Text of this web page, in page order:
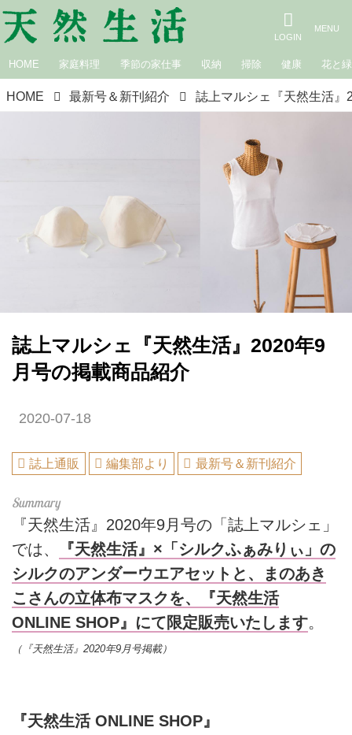
HOME 家庭料理 季節の家仕事 収納 掃除 健康 花と緑
HOME 最新号＆新刊紹介
誌上マルシェ『天然生活』2020年9
月号の掲載商品紹介
2020-07-18
誌上通販 編集部より 最新号＆新刊紹介
『天然生活』2020年9月号の「誌上マルシェ」
では、
『天然生活』×「シルクふぁみりぃ」の
シルクのアンダーウエアセットと、まのあき
こさんの立体布マスクを、『天然生活
ONLINE SHOP』にて限定販売いたします。
（『天然生活』2020年9月号掲載）
『天然生活 ONLINE SHOP』